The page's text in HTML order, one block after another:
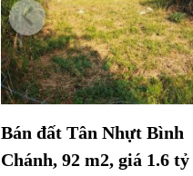
Bán đất Tân Nhựt Bình
Chánh, 92 m2, giá 1.6 tỷ